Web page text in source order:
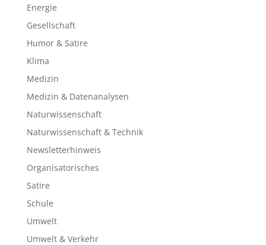
Energie
Gesellschaft
Humor & Satire
Klima
Medizin
Medizin & Datenanalysen
Naturwissenschaft
Naturwissenschaft & Technik
Newsletterhinweis
Organisatorisches
Satire
Schule
Umwelt
Umwelt & Verkehr